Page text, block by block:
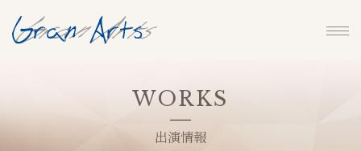
WORKS
出演情報